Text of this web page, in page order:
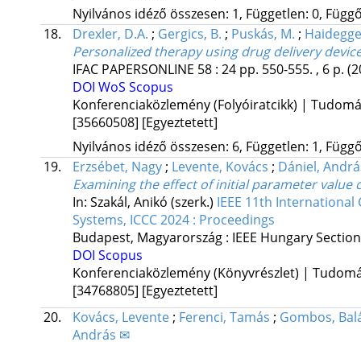
Nyilvános idéző összesen: 1, Független: 0,
18.
Drexler, D.A. ; Gergics, B. ; Puskás, M. ;
Personalized therapy using drug delivery
IFAC PAPERSONLINE 58: 24 pp. 550-555. , 6 p.
DOI WoS Scopus
Konferenciaközlemény (Folyóiratcikk) |
[35660508] [Egyeztetett]
Nyilvános idéző összesen: 6, Független: 1,
19.
Erzsébet, Nagy ; Levente, Kovács ; Dániel,
Examining the effect of initial parameter
In: Szakál, Anikó (szerk.) IEEE 11th
Systems, ICCC 2024 : Proceedings
Budapest, Magyarország : IEEE Hungary Section
DOI Scopus
Konferenciaközlemény (Könyvrészlet) |
[34768805] [Egyeztetett]
20.
Kovács, Levente ; Ferenci, Tamás ; Gombos,
András ✉